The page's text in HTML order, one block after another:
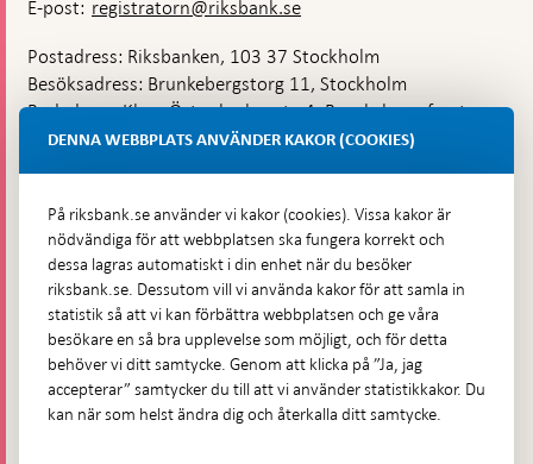
E-post: registratorn@riksbank.se
Postadress: Riksbanken, 103 37 Stockholm
Besöksadress: Brunkebergstorg 11, Stockholm
Budadress: Klara Östra kyrkogata 4, Brunkebergsfaret,
Lastplats 6
Hitta direkt
Frågor och svar-
Öppnas
i
ny
flik
Till Riksbankens webbarkiv-
Öppnas
i
ny
Presskontakt
Integritetspolicy
DENNA WEBBPLATS ANVÄNDER KAKOR (COOKIES)
På riksbank.se använder vi kakor (cookies). Vissa kakor är
nödvändiga för att webbplatsen ska fungera korrekt och
dessa lagras automatiskt i din enhet när du besöker
riksbank.se. Dessutom vill vi använda kakor för att samla in
statistik så att vi kan förbättra webbplatsen och ge våra
besökare en så bra upplevelse som möjligt, och för detta
behöver vi ditt samtycke. Genom att klicka på ”Ja, jag
accepterar” samtycker du till att vi använder statistikkakor. Du
kan när som helst ändra dig och återkalla ditt samtycke.